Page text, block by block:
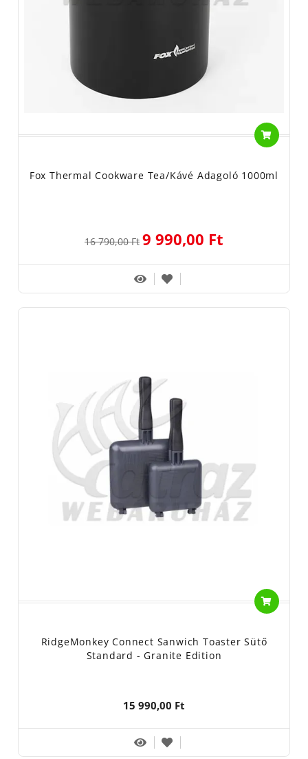
Fox Thermal Cookware Tea/Kávé Adagoló 1000ml
16 790,00 Ft 9 990,00 Ft
RidgeMonkey Connect Sanwich Toaster Sütő
Standard - Granite Edition
15 990,00 Ft